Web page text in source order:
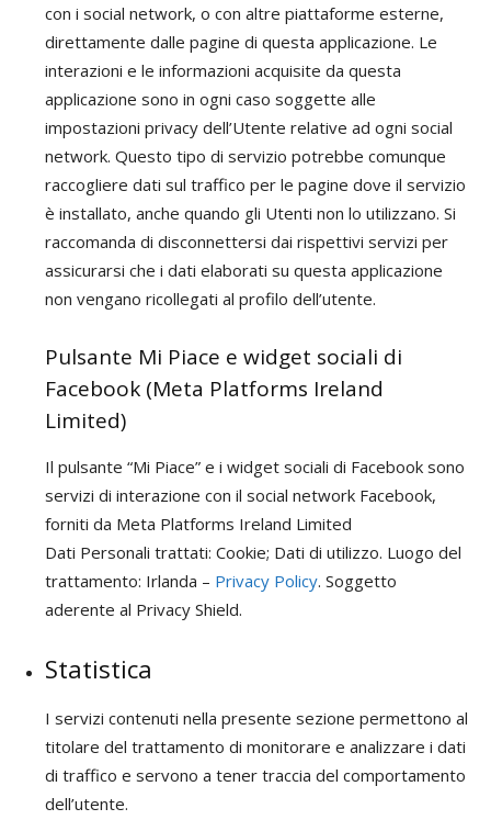
con i social network, o con altre piattaforme esterne,
direttamente dalle pagine di questa applicazione. Le
interazioni e le informazioni acquisite da questa
applicazione sono in ogni caso soggette alle
impostazioni privacy dell’Utente relative ad ogni social
network. Questo tipo di servizio potrebbe comunque
raccogliere dati sul traffico per le pagine dove il servizio
è installato, anche quando gli Utenti non lo utilizzano. Si
raccomanda di disconnettersi dai rispettivi servizi per
assicurarsi che i dati elaborati su questa applicazione
non vengano ricollegati al profilo dell’utente.
Pulsante Mi Piace e widget sociali di
Facebook (Meta Platforms Ireland
Limited)
Il pulsante “Mi Piace” e i widget sociali di Facebook sono
servizi di interazione con il social network Facebook,
forniti da Meta Platforms Ireland Limited
Dati Personali trattati: Cookie; Dati di utilizzo. Luogo del
trattamento: Irlanda – Privacy Policy. Soggetto
aderente al Privacy Shield.
Statistica
I servizi contenuti nella presente sezione permettono al
titolare del trattamento di monitorare e analizzare i dati
di traffico e servono a tener traccia del comportamento
dell’utente.